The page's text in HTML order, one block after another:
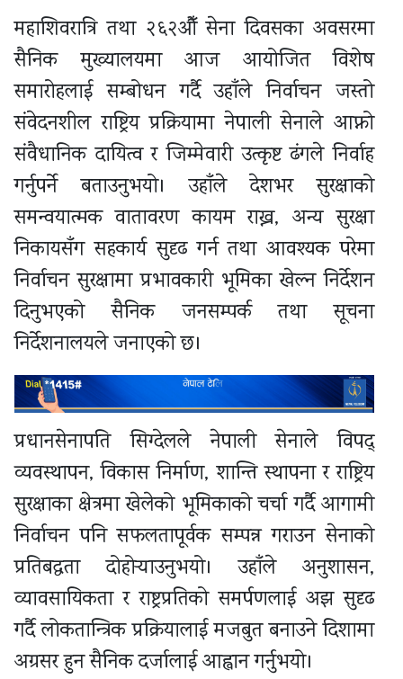
महाशिवरात्रि तथा २६२औँ सेना दिवसका अवसरमा
सैनिक मुख्यालयमा आज आयोजित विशेष
समारोहलाई सम्बोधन गर्दै उहाँले निर्वाचन जस्तो
संवेदनशील राष्ट्रिय प्रक्रियामा नेपाली सेनाले आफ्नो
संवैधानिक दायित्व र जिम्मेवारी उत्कृष्ट ढंगले निर्वाह
गर्नुपर्ने बताउनुभयो। उहाँले देशभर सुरक्षाको
समन्वयात्मक वातावरण कायम राख्न, अन्य सुरक्षा
निकायसँग सहकार्य सुदृढ गर्न तथा आवश्यक परेमा
निर्वाचन सुरक्षामा प्रभावकारी भूमिका खेल्न निर्देशन
दिनुभएको सैनिक जनसम्पर्क तथा सूचना
निर्देशनालयले जनाएको छ।
प्रधानसेनापति सिग्देलले नेपाली सेनाले विपद्
व्यवस्थापन, विकास निर्माण, शान्ति स्थापना र राष्ट्रिय
सुरक्षाका क्षेत्रमा खेलेको भूमिकाको चर्चा गर्दै आगामी
निर्वाचन पनि सफलतापूर्वक सम्पन्न गराउन सेनाको
प्रतिबद्धता दोहोर्‍याउनुभयो। उहाँले अनुशासन,
व्यावसायिकता र राष्ट्रप्रतिको समर्पणलाई अझ सुदृढ
गर्दै लोकतान्त्रिक प्रक्रियालाई मजबुत बनाउने दिशामा
अग्रसर हुन सैनिक दर्जालाई आह्वान गर्नुभयो।